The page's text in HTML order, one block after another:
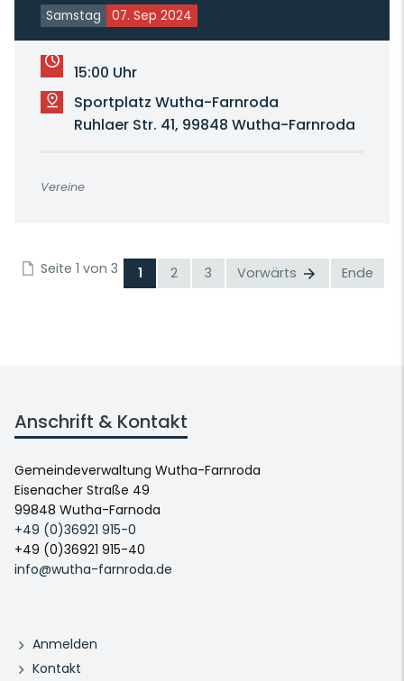
Samstag 07. Sep 2024
15:00 Uhr
Sportplatz Wutha-Farnroda
Ruhlaer Str. 41, 99848 Wutha-Farnroda
Vereine
Seite 1 von 3 1 2 3 Vorwärts Ende
Anschrift & Kontakt
Gemeindeverwaltung Wutha-Farnroda
Eisenacher Straße 49
99848 Wutha-Farnoda
+49 (0)36921 915-0
+49 (0)36921 915-40
info@wutha-farnroda.de
Anmelden
Kontakt